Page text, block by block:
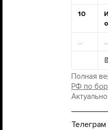
10
... ...
Полная
РФ по
Телеграм